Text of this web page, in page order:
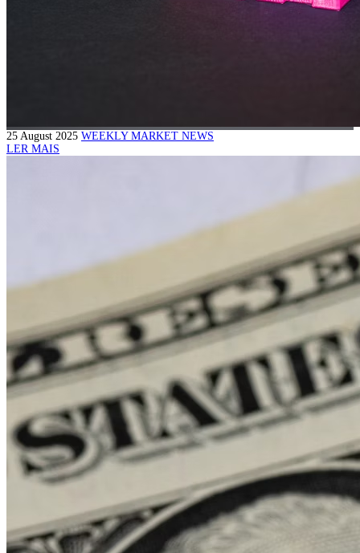
25 August 2025 WEEKLY MARKET NEWS
LER MAIS